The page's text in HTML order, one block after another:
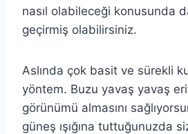
nasıl olabileceği konusunda
geçirmiş olabilirsiniz.
Aslında çok basit ve sürekli
yöntem. Buzu yavaş yavaş
görünümü almasını
güneş ışığına tuttuğunuzda